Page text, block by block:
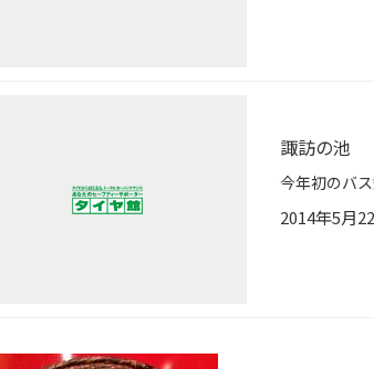
諏訪の池
2014年5月